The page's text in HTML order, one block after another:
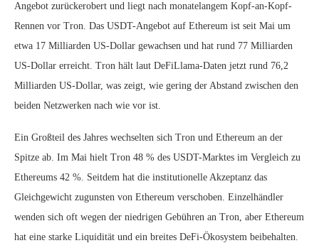
Angebot zurückerobert und liegt nach monatelangem Kopf-an-Kopf-
Rennen vor Tron. Das USDT-Angebot auf Ethereum ist seit Mai um
etwa 17 Milliarden US-Dollar gewachsen und hat rund 77 Milliarden
US-Dollar erreicht. Tron hält laut DeFiLlama-Daten jetzt rund 76,2
Milliarden US-Dollar, was zeigt, wie gering der Abstand zwischen den
beiden Netzwerken nach wie vor ist.
Ein Großteil des Jahres wechselten sich Tron und Ethereum an der
Spitze ab. Im Mai hielt Tron 48 % des USDT-Marktes im Vergleich zu
Ethereums 42 %. Seitdem hat die institutionelle Akzeptanz das
Gleichgewicht zugunsten von Ethereum verschoben. Einzelhändler
wenden sich oft wegen der niedrigen Gebühren an Tron, aber Ethereum
hat eine starke Liquidität und ein breites DeFi-Ökosystem beibehalten.